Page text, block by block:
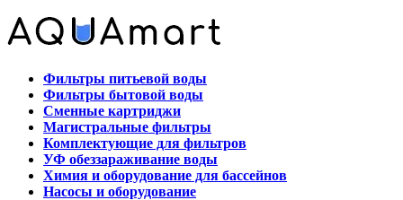
Фильтры питьевой воды
Фильтры бытовой воды
Сменные картриджи
Магистральные фильтры
Комплектующие для фильтров
УФ обеззараживание воды
Химия и оборудование для бассейнов
Насосы и оборудование